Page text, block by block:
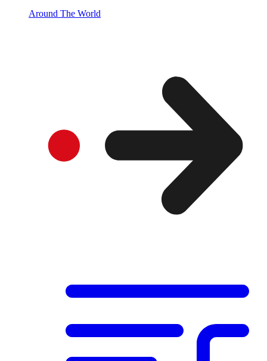
Around The World